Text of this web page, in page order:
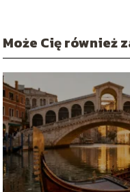
Może Cię również